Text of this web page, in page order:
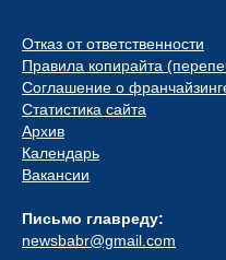
Отказ от ответственности
Правила копирайта
Соглашение о
Статистика сайта
Архив
Календарь
Вакансии
Письмо главреду:
newsbabr@gmail.com